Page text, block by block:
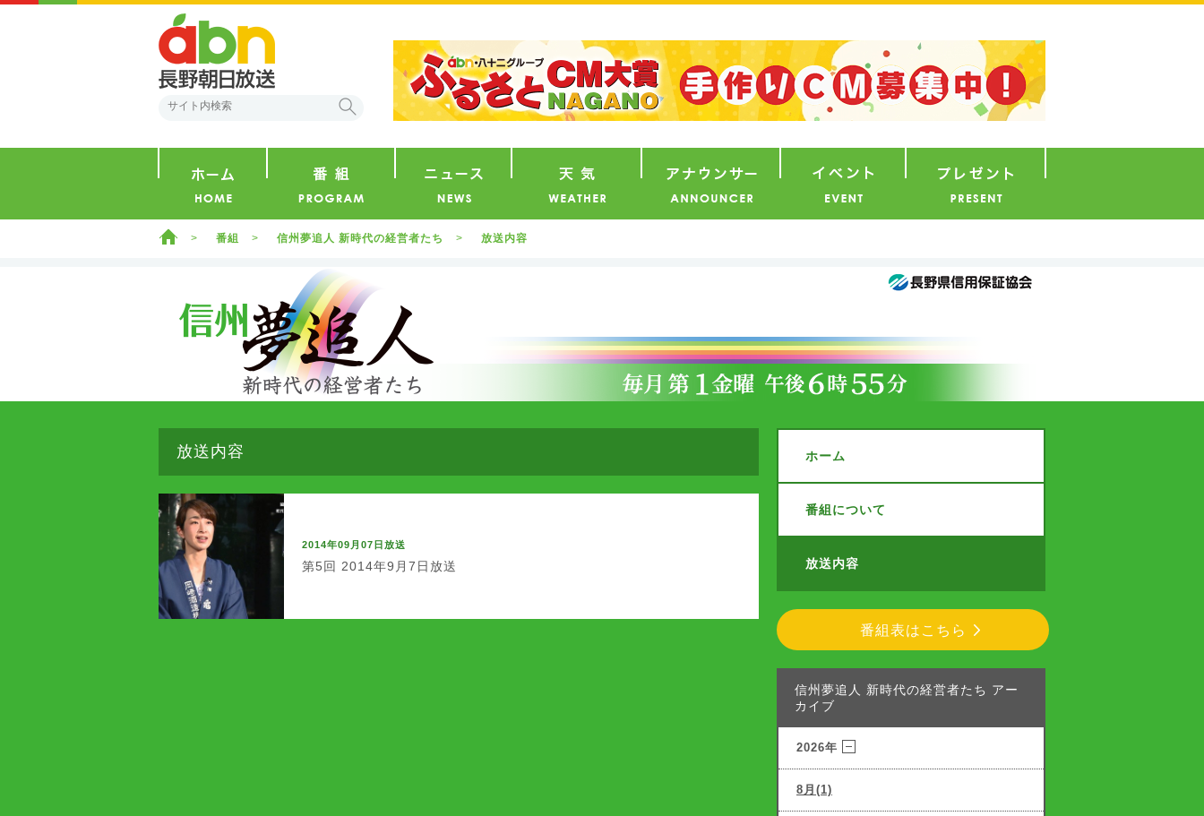
ホーム 番組 信州夢追人 新時代の経営者たち 放送内容
放送内容
2014年09月07日放送
第5回 2014年9月7日放送
ホーム
番組について
放送内容
番組表はこちら
信州夢追人 新時代の経営者たち アー
カイブ
2026年
8月(1)